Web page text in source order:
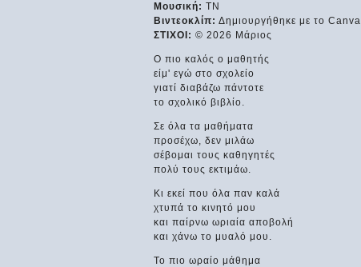
Μουσική: ΤΝ
Βιντεοκλίπ: Δημιουργήθηκε με το Canva
ΣΤΙΧΟΙ: © 2026 Μάριος
Ο πιο καλός ο μαθητής
είμ' εγώ στο σχολείο
γιατί διαβάζω πάντοτε
το σχολικό βιβλίο.
Σε όλα τα μαθήματα
προσέχω, δεν μιλάω
σέβομαι τους καθηγητές
πολύ τους εκτιμάω.
Κι εκεί που όλα παν καλά
χτυπά το κινητό μου
και παίρνω ωριαία αποβολή
και χάνω το μυαλό μου.
Το πιο ωραίο μάθημα